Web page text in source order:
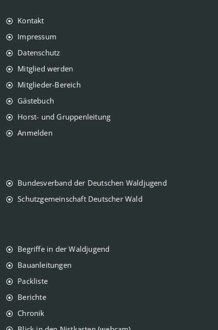
Kontakt
Impressum
Datenschutz
Mitglied werden
Mitglieder-Bereich
Gästebuch
Horst- und Gruppenleitung
Anmelden
Bundesverband der Deutschen Waldjugend
Schutzgemeinschaft Deutscher Wald
Begriffe in der Waldjugend
Bauanleitungen
Packliste
Berichte
Chronik